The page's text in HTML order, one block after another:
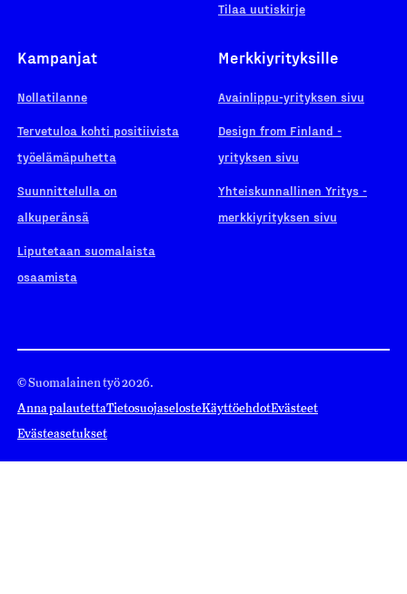
Tilaa uutiskirje
Kampanjat
Nollatilanne
Tervetuloa kohti positiivista
työelämäpuhetta
Suunnittelulla on
alkuperänsä
Liputetaan suomalaista
osaamista
Merkkiyrityksille
Avainlippu-yrityksen sivu
Design from Finland -
yrityksen sivu
Yhteiskunnallinen Yritys -
merkkiyrityksen sivu
© Suomalainen työ 2026.
Anna palautettaTietosuojaselosteKäyttöehdotEvästeet
Evästeasetukset